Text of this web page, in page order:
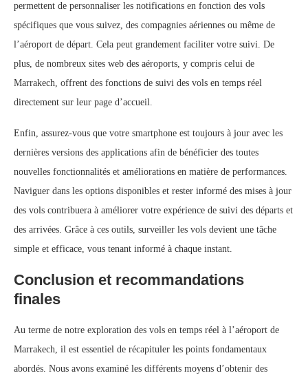
permettent de personnaliser les notifications en fonction des vols
spécifiques que vous suivez, des compagnies aériennes ou même de
l’aéroport de départ. Cela peut grandement faciliter votre suivi. De
plus, de nombreux sites web des aéroports, y compris celui de
Marrakech, offrent des fonctions de suivi des vols en temps réel
directement sur leur page d’accueil.
Enfin, assurez-vous que votre smartphone est toujours à jour avec les
dernières versions des applications afin de bénéficier des toutes
nouvelles fonctionnalités et améliorations en matière de performances.
Naviguer dans les options disponibles et rester informé des mises à jour
des vols contribuera à améliorer votre expérience de suivi des départs et
des arrivées. Grâce à ces outils, surveiller les vols devient une tâche
simple et efficace, vous tenant informé à chaque instant.
Conclusion et recommandations
finales
Au terme de notre exploration des vols en temps réel à l’aéroport de
Marrakech, il est essentiel de récapituler les points fondamentaux
abordés. Nous avons examiné les différents moyens d’obtenir des